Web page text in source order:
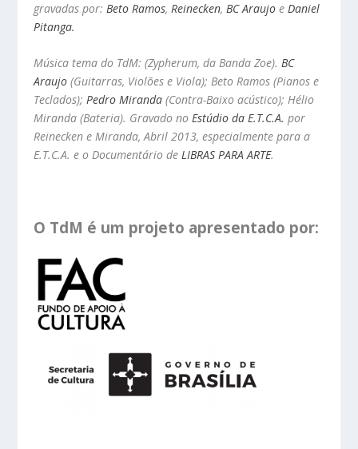
gravadas por:Beto Ramos,Reinecken,BC Araujo eDaniel
Pitanga.
Música tema do TdM: (Zypherum, da Banda Zoe). BC
Araujo (Guitarras, Violões e Viola); Beto Ramos (Pianos e
Teclados); Pedro Miranda (Contra-Baixo acústico); Hélio
Miranda (Bateria). Gravado noEstúdio da E.T.C.A. por
Reinecken e Miranda, Abril 2013, especialmente para a
E.T.C.A. e o Documentário deLIBRAS PARA ARTE.
O TdM é um projeto apresentado por: